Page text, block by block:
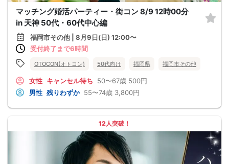
マッチング婚活パーティー・街コン 8/9 12時00分
in 天神 50代・60代中心編
福岡市その他 | 8月9日(日) 12:00〜
受付終了まで6時間
OTOCON(オトコン) 50代向け 福岡県 福岡市その他
女性 キャンセル待ち 50〜67歳 500円
男性 残りわずか 55〜74歳 3,800円
12人突破！